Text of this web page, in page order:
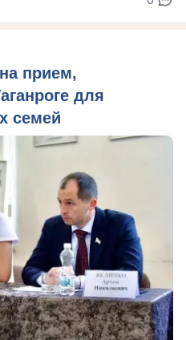
прием,
для
семей